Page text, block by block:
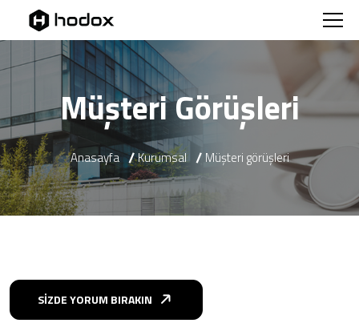
Müşteri Görüşleri
Anasayfa Kurumsal Müşteri görüşleri
SİZDE YORUM BIRAKIN